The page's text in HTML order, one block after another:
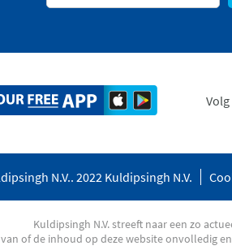
N.V.. 2022 Kuldipsingh N.V.
Kuldipsingh N.V. streeft naar een zo
of de inhoud op deze website onvolledig